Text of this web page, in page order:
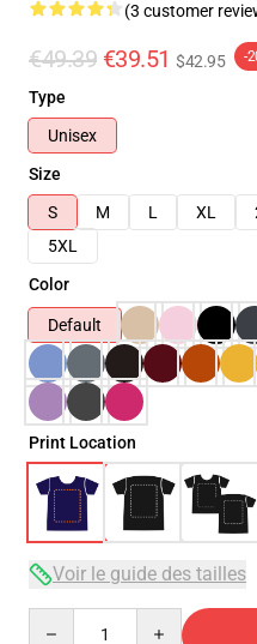
(3 customer
€49.39 €39.51 $42.95 -
Type
Unisex
Size
S
M L XL
5XL
Color
Default
Print Location
Voir le guide des tailles